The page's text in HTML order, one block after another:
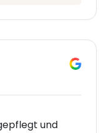
und